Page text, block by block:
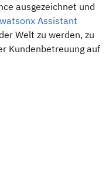
ausgezeichnet und
Assistant
Welt zu werden, zu
Kundenbetreuung auf